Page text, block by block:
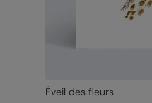
Éveil des fleurs